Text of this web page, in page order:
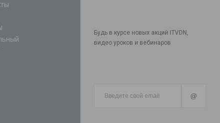
Будь в курсе новых акций ITVDN,
видео уроков и вебинаров
@